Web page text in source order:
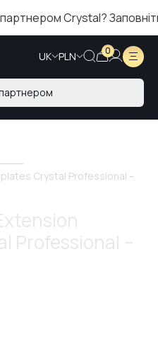
Crystal? Заповніть
UK PLN 0
Crystal Professional –